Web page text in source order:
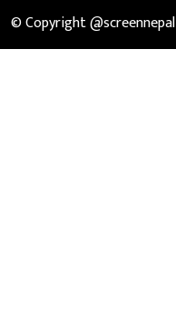
© Copyright @screennepal